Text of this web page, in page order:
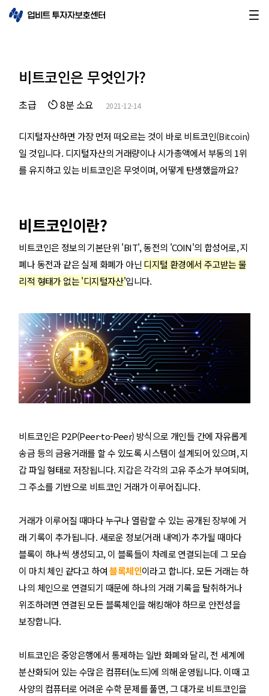
비트코인은 무엇인가?
초급 8분 소요 2021-12-14
디지털자산하면 가장 먼저 떠오르는 것이 바로 비트코인(Bitcoin)
일 것입니다. 디지털자산의 거래량이나 시가총액에서 부동의 1위
를 유지하고 있는 비트코인은 무엇이며, 어떻게 탄생했을까요?
비트코인이란?
비트코인은 정보의 기본단위 'BIT', 동전의 'COIN'의 합성어로, 지
폐나 동전과 같은 실제 화폐가 아닌 디지털 환경에서 주고받는 물
리적 형태가 없는 '디지털자산'입니다.
비트코인은 P2P(Peer-to-Peer) 방식으로 개인들 간에 자유롭게
송금 등의 금융거래를 할 수 있도록 시스템이 설계되어 있으며, 지
갑 파일 형태로 저장됩니다. 지갑은 각각의 고유 주소가 부여되며,
그 주소를 기반으로 비트코인 거래가 이루어집니다.
거래가 이루어질 때마다 누구나 열람할 수 있는 공개된 장부에 거
래 기록이 추가됩니다. 새로운 정보(거래 내역)가 추가될 때마다
블록이 하나씩 생성되고, 이 블록들이 차례로 연결되는데 그 모습
이 마치 체인 같다고 하여블록체인이라고 합니다. 모든 거래는 하
나의 체인으로 연결되기 때문에 하나의 거래 기록을 탈취하거나
위조하려면 연결된 모든 블록체인을 해킹해야 하므로 안전성을
보장합니다.
비트코인은 중앙은행에서 통제하는 일반 화폐와 달리, 전 세계에
분산화되어 있는 수많은 컴퓨터(노드)에 의해 운영됩니다. 이때 고
사양의 컴퓨터로 어려운 수학 문제를 풀면, 그 대가로 비트코인을